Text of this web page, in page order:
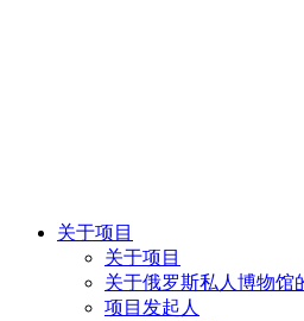
关于项目
关于项目
关于俄罗斯私人博物馆
项目发起人